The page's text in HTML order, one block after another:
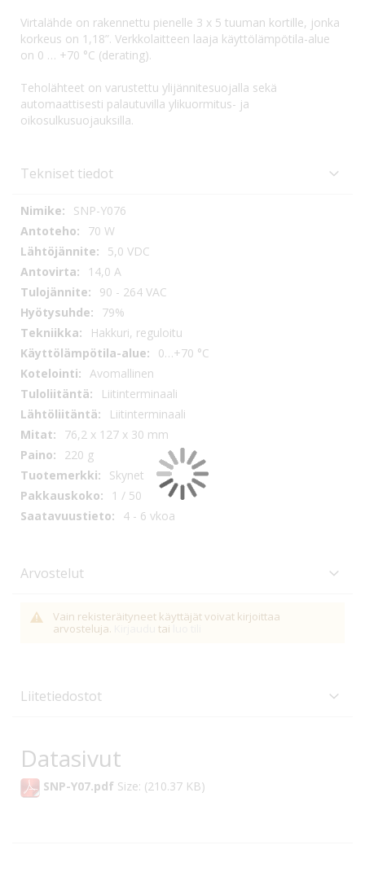
Virtalähde on rakennettu pienelle 3 x 5 tuuman kortille, jonka
korkeus on 1,18”. Verkkolaitteen laaja käyttölämpötila-alue
on 0 … +70 °C (derating).
Teholähteet on varustettu ylijännitesuojalla sekä
automaattisesti palautuvilla ylikuormitus- ja
oikosulkusuojauksilla.
Tekniset tiedot
Tekniset
tiedot
SNP-Y076
70 W
5,0 VDC
14,0 A
90 - 264 VAC
79%
Hakkuri, reguloitu
0…+70 °C
Avomallinen
Liitinterminaali
Liitinterminaali
76,2 x 127 x 30 mm
220 g
Skynet
1 / 50
4 - 6 vkoa
Arvostelut
Vain rekisteräityneet käyttäjät voivat kirjoittaa
arvosteluja.
tai
Liitetiedostot
Datasivut
SNP-Y07.pdf Size: (210.37 KB)